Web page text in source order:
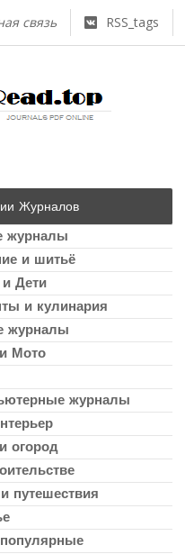
связь RSS_tags
Журналов
журналы
и шитьё
Дети
и кулинария
журналы
Мото
журналы
огород
путешествия